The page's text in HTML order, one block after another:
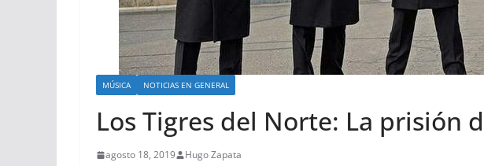
MÚSICA NOTICIAS EN GENERAL
Los Tigres del Norte: La prisión
agosto 18, 2019 Hugo Zapata